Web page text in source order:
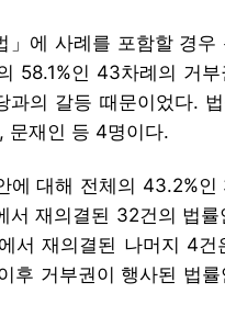
」에 사례를 포함할 경
58.1%인 43차례의 거
과의 갈등 때문이었다.
문재인 등 4명이다.
에 대해 전체의 43.2%
서 재의결된 32건의 법
서 재의결된 나머지 4
후 거부권이 행사된 법